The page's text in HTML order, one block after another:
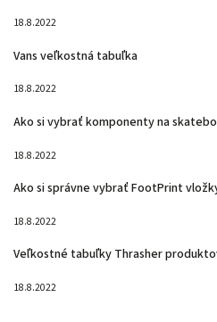
18.8.2022
Vans veľkostná tabuľka
18.8.2022
Ako si vybrať komponenty na
18.8.2022
Ako si správne vybrať FootPrint
18.8.2022
Veľkostné tabuľky Thrasher
18.8.2022